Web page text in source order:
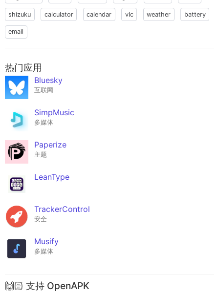
shizuku calculator calendar vlc weather battery
email
热门应用
Bluesky
互联网
SimpMusic
多媒体
Paperize
主题
LeanType
TrackerControl
安全
Musify
多媒体
🙌🏻 支持 OpenAPK